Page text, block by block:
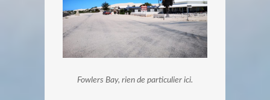
Fowlers Bay, rien de particulier ici.